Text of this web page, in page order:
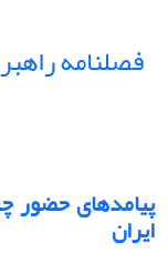
فصلنامه
پیامدهای حضور
ایران